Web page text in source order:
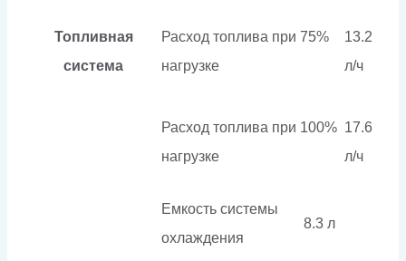
Топливная
система
Расход топлива при 75%
нагрузке
13.2
л/ч
Расход топлива при 100%
нагрузке
17.6
л/ч
Емкость системы
охлаждения
8.3 л